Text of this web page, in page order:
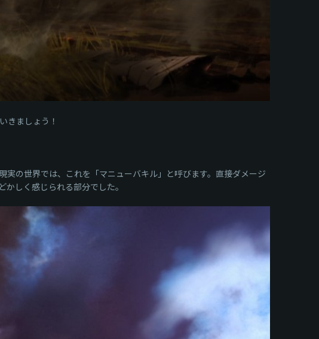
きましょう！
の世界では、これを「マニューバキル」と呼びます。直接ダメージ
しく感じられる部分でした。